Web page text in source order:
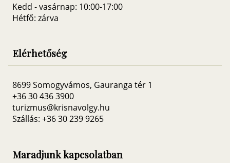
Kedd - vasárnap: 10:00-17:00
Hétfő: zárva
Elérhetőség
8699 Somogyvámos, Gauranga tér 1
+36 30 436 3900
turizmus@krisnavolgy.hu
Szállás: +36 30 239 9265
Maradjunk kapcsolatban